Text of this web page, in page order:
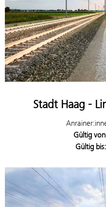
Stadt Haag -
Gültig
Gültig bis: